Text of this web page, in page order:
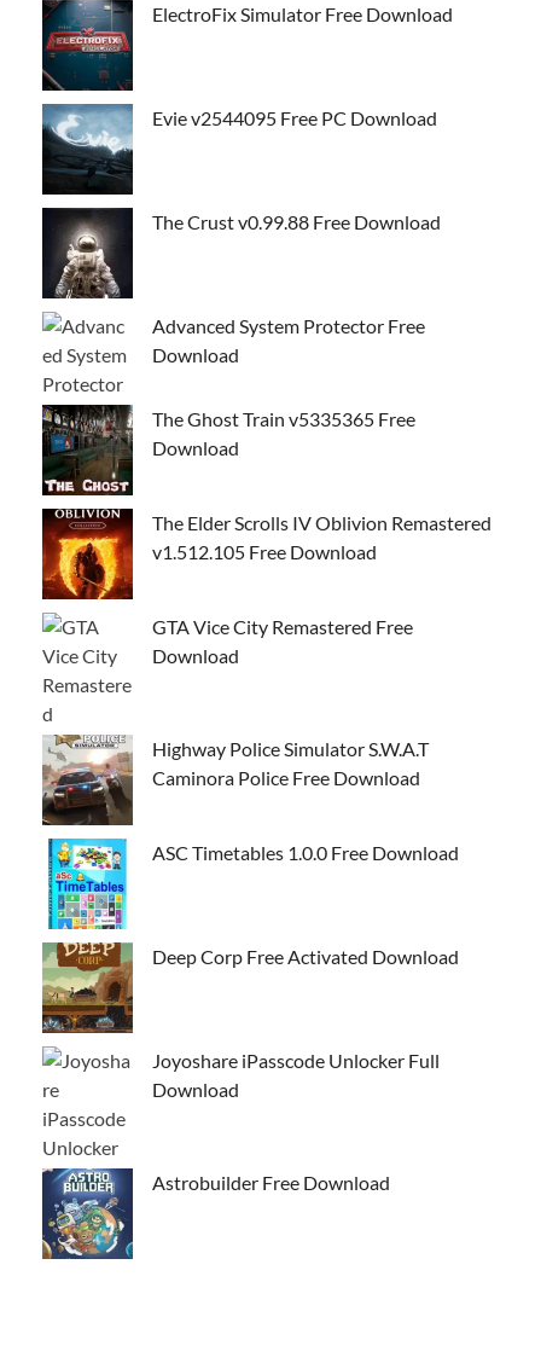
ElectroFix Simulator Free Download
Evie v2544095 Free PC Download
The Crust v0.99.88 Free Download
Advanced System Protector Free
Download
The Ghost Train v5335365 Free
Download
The Elder Scrolls IV Oblivion Remastered
v1.512.105 Free Download
GTA Vice City Remastered Free
Download
Highway Police Simulator S.W.A.T
Caminora Police Free Download
ASC Timetables 1.0.0 Free Download
Deep Corp Free Activated Download
Joyoshare iPasscode Unlocker Full
Download
Astrobuilder Free Download